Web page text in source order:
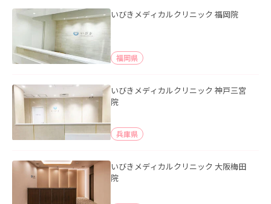
いびきメディカルクリニック 福岡院
福岡県
いびきメディカルクリニック 神戸三宮
院
兵庫県
いびきメディカルクリニック 大阪梅田
院